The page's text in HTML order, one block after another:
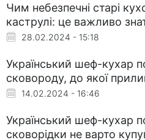
Чим небезпечні старі
каструлі: це важливо
28.02.2024 - 15:18
Український шеф-кухар
сковороду, до якої
14.02.2024 - 16:46
Український шеф-кухар
сковорідки не варто